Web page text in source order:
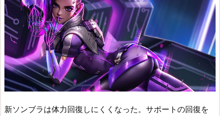
新ソンブラは体力回復しにくくなった。サポートの回復を